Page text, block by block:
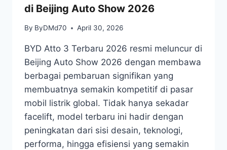
di Beijing Auto Show 2026
By ByDMd70 April 30, 2026
BYD Atto 3 Terbaru 2026 resmi meluncur di
Beijing Auto Show 2026 dengan membawa
berbagai pembaruan signifikan yang
membuatnya semakin kompetitif di pasar
mobil listrik global. Tidak hanya sekadar
facelift, model terbaru ini hadir dengan
peningkatan dari sisi desain, teknologi,
performa, hingga efisiensi yang semakin